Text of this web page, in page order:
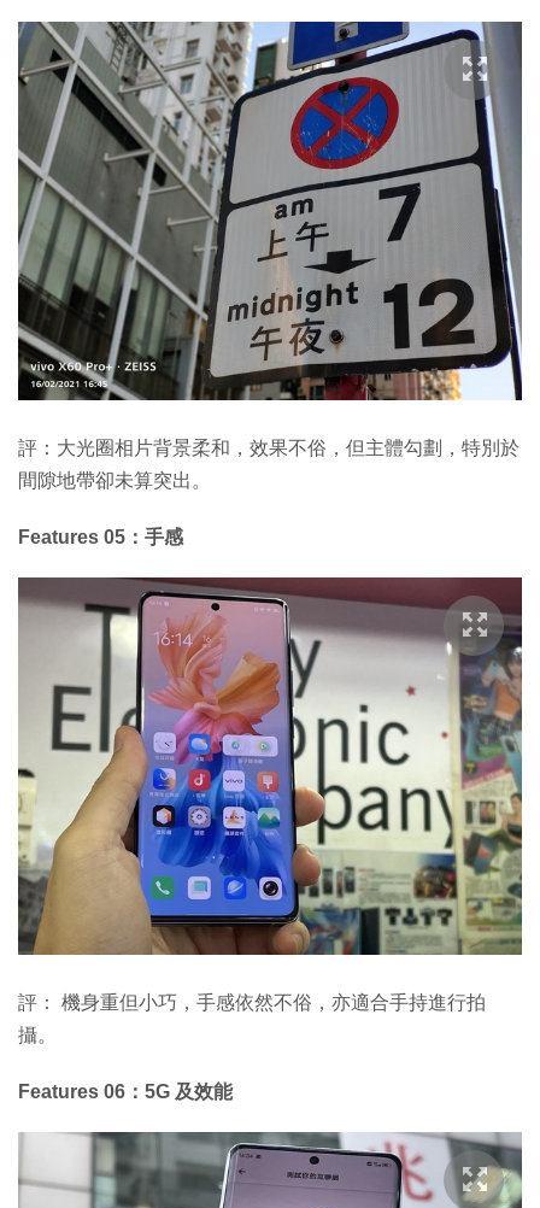
評：大光圈相片背景柔和，效果不俗，但主體勾劃，特別於
間隙地帶卻未算突出。
Features 05：手感
評： 機身重但小巧，手感依然不俗，亦適合手持進行拍
攝。
Features 06：5G 及效能